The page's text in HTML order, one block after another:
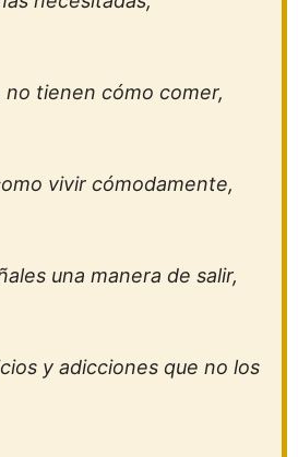
no tienen cómo comer,
vivir cómodamente,
una manera de salir,
y adicciones que no los